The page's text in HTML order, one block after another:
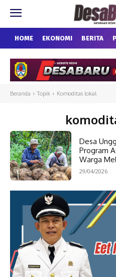
HOME EKONOMI BERITA
Beranda Topik Komoditas lokal
Desa
Program
Warga
29/04/2026